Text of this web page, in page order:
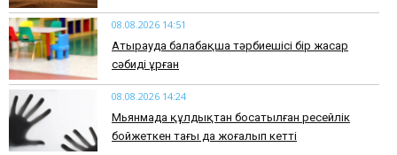
08.08.2026 14:51
Атырауда балабақша тәрбиешісі бір жасар
сәбиді ұрған
08.08.2026 14:24
Мьянмада құлдықтан босатылған ресейлік
бойжеткен тағы да жоғалып кетті